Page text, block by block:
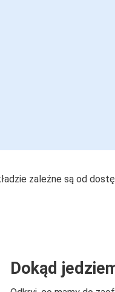
zależne są od
Dokąd